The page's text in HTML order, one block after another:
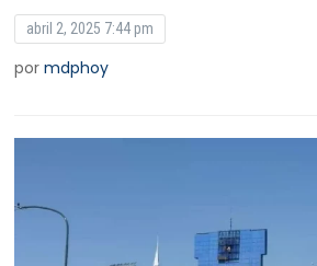
abril 2, 2025 7:44 pm
pormdphoy